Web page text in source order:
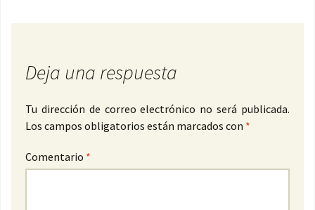
Deja una respuesta
Tu dirección de correo electrónico no será publicada.
Los campos obligatorios están marcados con *
Comentario *